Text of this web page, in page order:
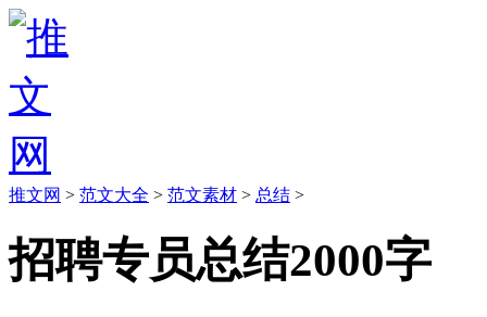
推文网 > 范文大全 > 范文素材 > 总结 >
招聘专员总结2000字